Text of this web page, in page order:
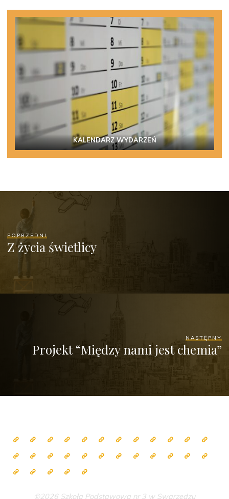
KALENDARZ WYDARZEŃ
POPRZEDNI
Z życia świetlicy
NASTĘPNY
Projekt “Między nami jest chemia”
©2026 Szkoła Podstawowa nr 3 w Swarzędzu